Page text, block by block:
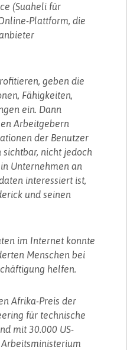
(Suaheli für
Plattform, die
geben die
Fähigkeiten,
ein. Dann
Arbeitgebern
der Benutzer
nicht jedoch
Unternehmen an
interessiert ist,
und seinen
im Internet konnte
Menschen bei
helfen.
Afrika-Preis der
für technische
mit 30.000 US-